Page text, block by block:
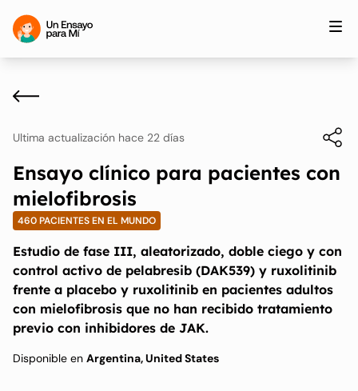
Ultima actualización hace 22 días
Ensayo clínico para pacientes con
mielofibrosis
460 PACIENTES EN EL MUNDO
Estudio de fase III, aleatorizado, doble ciego y con
control activo de pelabresib (DAK539) y ruxolitinib
frente a placebo y ruxolitinib en pacientes adultos
con mielofibrosis que no han recibido tratamiento
previo con inhibidores de JAK.
Disponible en Argentina, United States